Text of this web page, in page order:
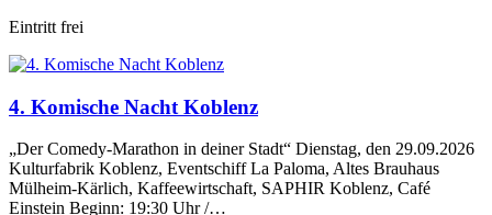
Eintritt frei
4. Komische Nacht Koblenz
„Der Comedy-Marathon in deiner Stadt“ Dienstag, den 29.09.2026
Kulturfabrik Koblenz, Eventschiff La Paloma, Altes Brauhaus
Mülheim-Kärlich, Kaffeewirtschaft, SAPHIR Koblenz, Café
Einstein Beginn: 19:30 Uhr /…